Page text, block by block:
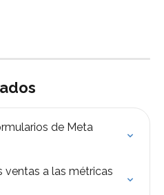
de Meta
ventas a las métricas